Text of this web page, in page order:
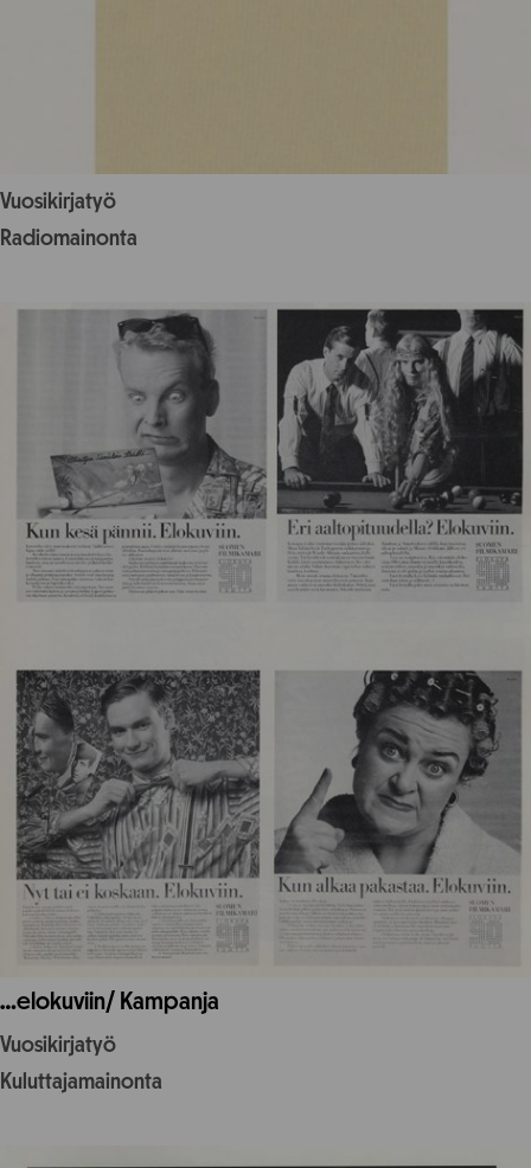
Vuosikirjatyö
Radiomainonta
…elokuviin/ Kampanja
Vuosikirjatyö
Kuluttajamainonta